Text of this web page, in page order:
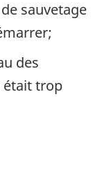
sauvetage
des
était trop